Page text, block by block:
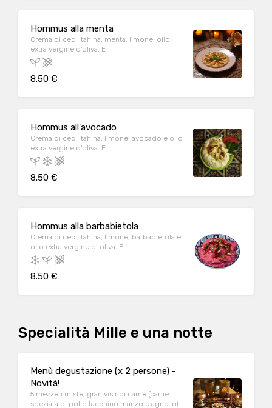
Hommus alla menta
Crema di ceci, tahina, menta, limone, olio
extra vergine d'oliva. E
8.50 €
Hommus all'avocado
Crema di ceci, tahina, limone, avocado e olio
extra vergine d'oliva. E
8.50 €
Hommus alla barbabietola
Crema di ceci, tahina, limone, barbabietola e
olio extra vergine di oliva. E
8.50 €
Specialità Mille e una notte
Menù degustazione (x 2 persone) -
Novità!
5 mezzeh miste, gran visir di carne (carne
speziata di pollo tacchino manzo e agnello),